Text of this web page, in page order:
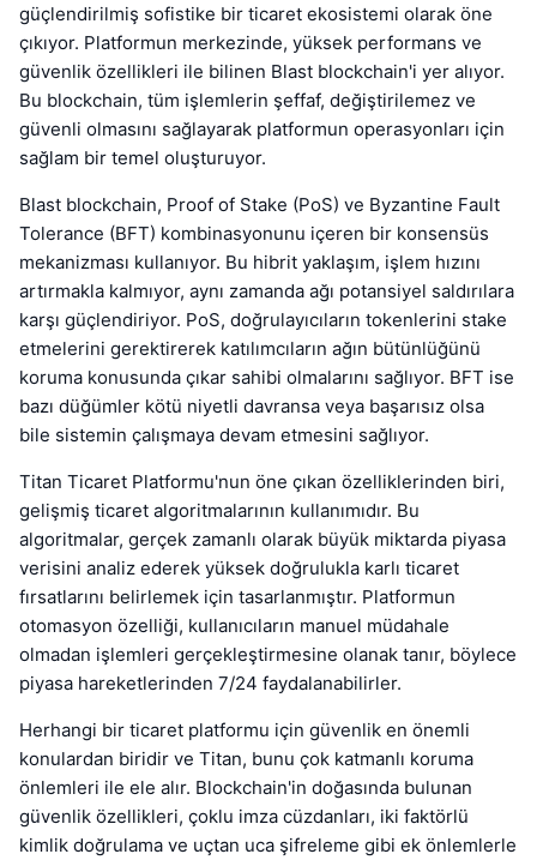
güçlendirilmiş sofistike bir ticaret ekosistemi olarak öne
çıkıyor. Platformun merkezinde, yüksek performans ve
güvenlik özellikleri ile bilinen Blast blockchain'i yer alıyor.
Bu blockchain, tüm işlemlerin şeffaf, değiştirilemez ve
güvenli olmasını sağlayarak platformun operasyonları için
sağlam bir temel oluşturuyor.
Blast blockchain, Proof of Stake (PoS) ve Byzantine Fault
Tolerance (BFT) kombinasyonunu içeren bir konsensüs
mekanizması kullanıyor. Bu hibrit yaklaşım, işlem hızını
artırmakla kalmıyor, aynı zamanda ağı potansiyel saldırılara
karşı güçlendiriyor. PoS, doğrulayıcıların tokenlerini stake
etmelerini gerektirerek katılımcıların ağın bütünlüğünü
koruma konusunda çıkar sahibi olmalarını sağlıyor. BFT ise
bazı düğümler kötü niyetli davransa veya başarısız olsa
bile sistemin çalışmaya devam etmesini sağlıyor.
Titan Ticaret Platformu'nun öne çıkan özelliklerinden biri,
gelişmiş ticaret algoritmalarının kullanımıdır. Bu
algoritmalar, gerçek zamanlı olarak büyük miktarda piyasa
verisini analiz ederek yüksek doğrulukla karlı ticaret
fırsatlarını belirlemek için tasarlanmıştır. Platformun
otomasyon özelliği, kullanıcıların manuel müdahale
olmadan işlemleri gerçekleştirmesine olanak tanır, böylece
piyasa hareketlerinden 7/24 faydalanabilirler.
Herhangi bir ticaret platformu için güvenlik en önemli
konulardan biridir ve Titan, bunu çok katmanlı koruma
önlemleri ile ele alır. Blockchain'in doğasında bulunan
güvenlik özellikleri, çoklu imza cüzdanları, iki faktörlü
kimlik doğrulama ve uçtan uca şifreleme gibi ek önlemlerle